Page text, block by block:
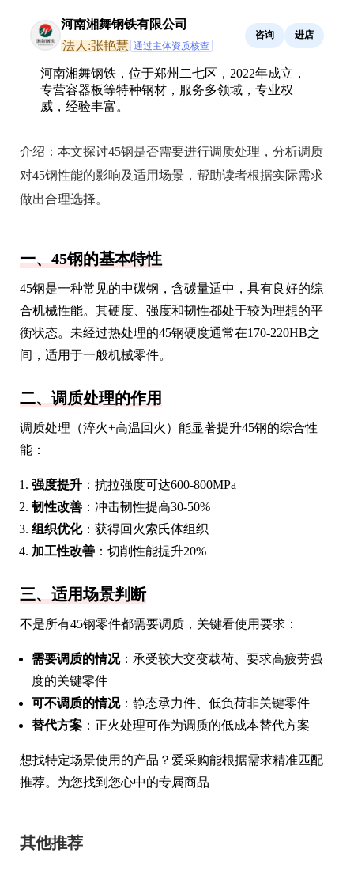
河南湘舞钢铁有限公司
法人:张艳慧 通过主体资质核查
咨询 进店
河南湘舞钢铁，位于郑州二七区，2022年成立，
专营容器板等特种钢材，服务多领域，专业权
威，经验丰富。
介绍： 本文探讨45钢是否需要进行调质处理，分析调质
对45钢性能的影响及适用场景，帮助读者根据实际需求
做出合理选择。
一、45钢的基本特性
45钢是一种常见的中碳钢，含碳量适中，具有良好的综
合机械性能。其硬度、强度和韧性都处于较为理想的平
衡状态。未经过热处理的45钢硬度通常在170-220HB之
间，适用于一般机械零件。
二、调质处理的作用
调质处理（淬火+高温回火）能显著提升45钢的综合性
能：
强度提升 ：抗拉强度可达600-800MPa
韧性改善 ：冲击韧性提高30-50%
组织优化：获得回火索氏体组织
加工性改善 ：切削性能提升20%
三、适用场景判断
不是所有45钢零件都需要调质，关键看使用要求：
需要调质的情况：承受较大交变载荷、要求高疲劳强
度的关键零件
可不调质的情况：静态承力件、低负荷非关键零件
替代方案 ：正火处理可作为调质的低成本替代方案
想找特定场景使用的产品？爱采购能根据需求精准匹配
推荐。为您找到您心中的专属商品
其他推荐